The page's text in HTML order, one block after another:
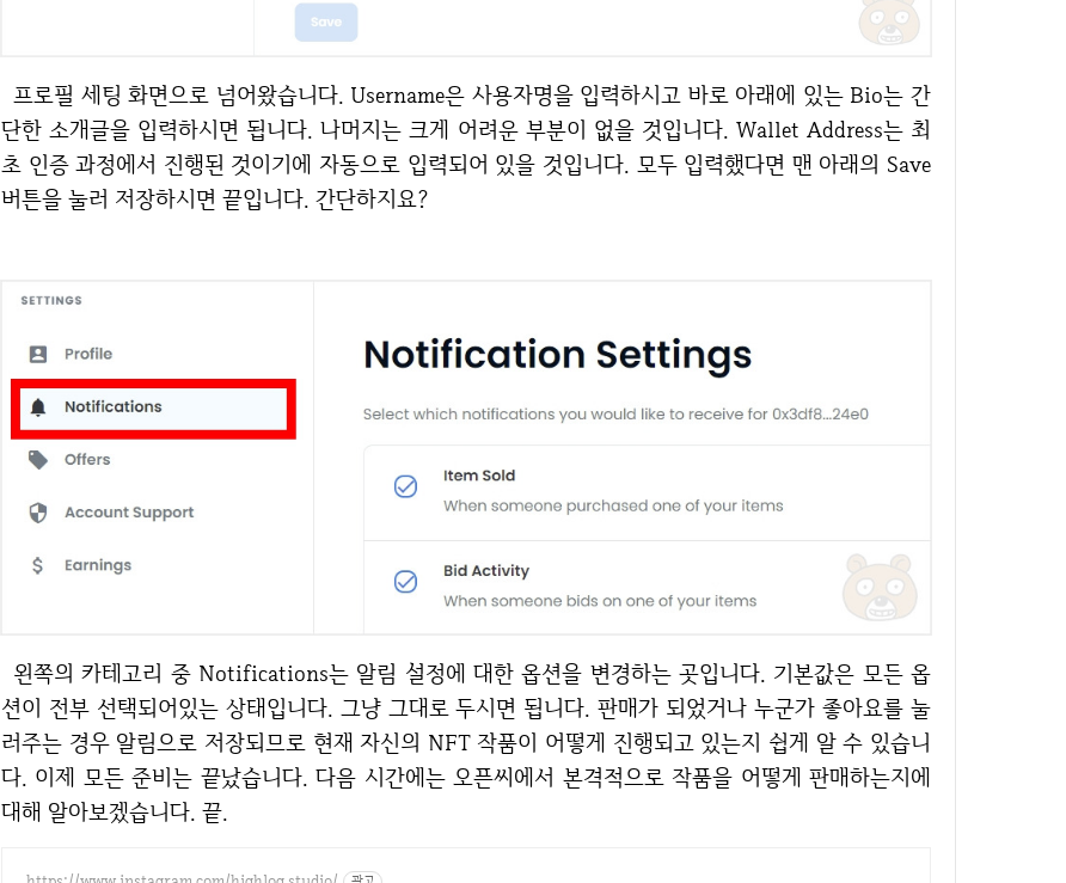
프로필 세팅 화면으로 넘어왔습니다. Username은 사용자명을 입력하시고 바로 아래에 있는 Bio는 간
단한 소개글을 입력하시면 됩니다. 나머지는 크게 어려운 부분이 없을 것입니다. Wallet Address는 최
초 인증 과정에서 진행된 것이기에 자동으로 입력되어 있을 것입니다. 모두 입력했다면 맨 아래의 Save
버튼을 눌러 저장하시면 끝입니다. 간단하지요?
왼쪽의 카테고리 중 Notifications는 알림 설정에 대한 옵션을 변경하는 곳입니다. 기본값은 모든 옵
션이 전부 선택되어있는 상태입니다. 그냥 그대로 두시면 됩니다. 판매가 되었거나 누군가 좋아요를 눌
러주는 경우 알림으로 저장되므로 현재 자신의 NFT 작품이 어떻게 진행되고 있는지 쉽게 알 수 있습니
다. 이제 모든 준비는 끝났습니다. 다음 시간에는 오픈씨에서 본격적으로 작품을 어떻게 판매하는지에
대해 알아보겠습니다. 끝.